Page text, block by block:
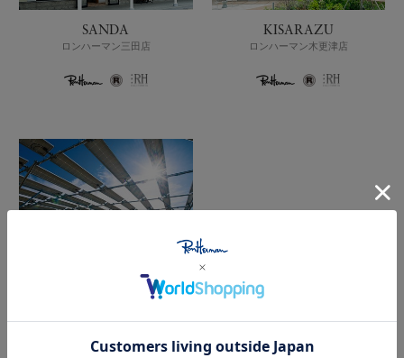
SANDA
ロンハーマン三田店
KISARAZU
ロンハーマン木更津店